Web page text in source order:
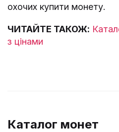
охочих купити монету.
ЧИТАЙТЕ ТАКОЖ:
з цінами
Каталог монет